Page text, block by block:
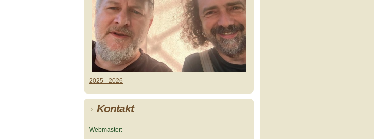
2025 - 2026
Kontakt
Webmaster: